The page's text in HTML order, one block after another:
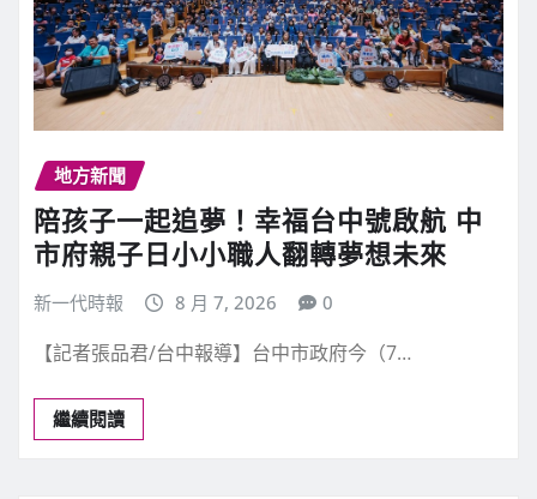
地方新聞
陪孩子一起追夢！幸福台中號啟航 中
市府親子日小小職人翻轉夢想未來
新一代時報 8 月 7, 2026 0
【記者張品君/台中報導】台中市政府今（7…
繼續閱讀